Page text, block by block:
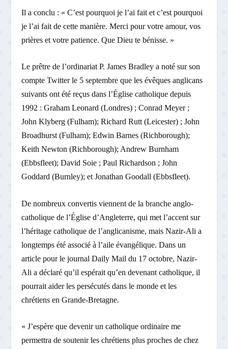
Il a conclu : « C’est pourquoi je l’ai fait et c’est pourquoi
je l’ai fait de cette manière. Merci pour votre amour, vos
prières et votre patience. Que Dieu te bénisse. »
Le prêtre de l’ordinariat P. James Bradley a noté sur son
compte Twitter le 5 septembre que les évêques anglicans
suivants ont été reçus dans l’Église catholique depuis
1992 : Graham Leonard (Londres) ; Conrad Meyer ;
John Klyberg (Fulham); Richard Rutt (Leicester) ; John
Broadhurst (Fulham); Edwin Barnes (Richborough);
Keith Newton (Richborough); Andrew Burnham
(Ebbsfleet); David Soie ; Paul Richardson ; John
Goddard (Burnley); et Jonathan Goodall (Ebbsfleet).
De nombreux convertis viennent de la branche anglo-
catholique de l’Église d’Angleterre, qui met l’accent sur
l’héritage catholique de l’anglicanisme, mais Nazir-Ali a
longtemps été associé à l’aile évangélique. Dans un
article pour le journal Daily Mail du 17 octobre, Nazir-
Ali a déclaré qu’il espérait qu’en devenant catholique, il
pourrait aider les persécutés dans le monde et les
chrétiens en Grande-Bretagne.
« J’espère que devenir un catholique ordinaire me
permettra de soutenir les chrétiens plus proches de chez